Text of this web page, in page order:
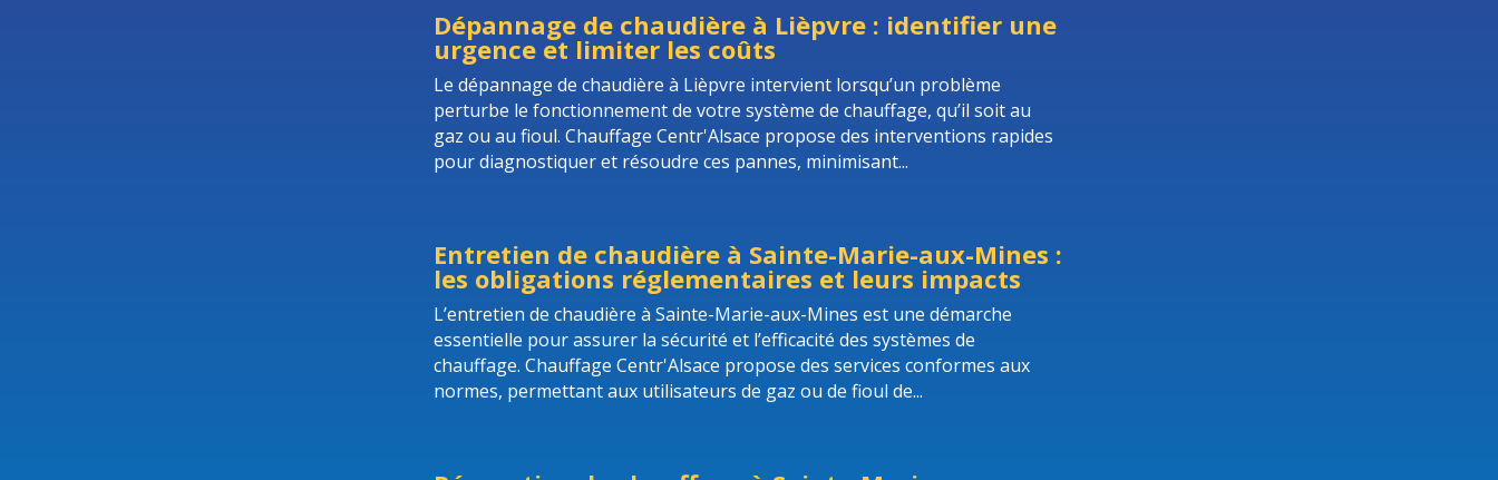
Dépannage de chaudière à Lièpvre : identifier une
urgence et limiter les coûts
Le dépannage de chaudière à Lièpvre intervient lorsqu’un problème
perturbe le fonctionnement de votre système de chauffage, qu’il soit au
gaz ou au fioul. Chauffage Centr'Alsace propose des interventions rapides
pour diagnostiquer et résoudre ces pannes, minimisant...
Entretien de chaudière à Sainte-Marie-aux-Mines :
les obligations réglementaires et leurs impacts
L’entretien de chaudière à Sainte-Marie-aux-Mines est une démarche
essentielle pour assurer la sécurité et l’efficacité des systèmes de
chauffage. Chauffage Centr'Alsace propose des services conformes aux
normes, permettant aux utilisateurs de gaz ou de fioul de...